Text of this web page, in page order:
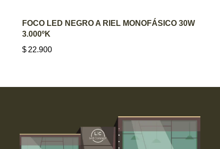
AGREGAR AL CARRITO
FOCO LED NEGRO A RIEL MONOFÁSICO 30W
3.000ºK
$ 22.900